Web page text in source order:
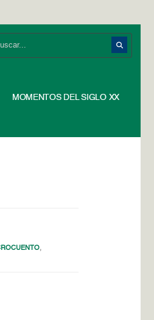
MOMENTOS DEL SIGLO XX
,